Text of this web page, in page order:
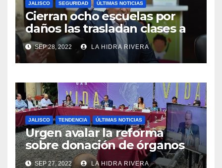
JALISCO SEGURIDAD ÚLTIMAS NOTICIAS
Cierran ocho escuelas por
daños las trasladan clases a
sedes alternas.
SEP 28, 2022 LA HIDRA RIVERA
JALISCO TENDENCIA ÚLTIMAS NOTICIAS
Urgen avalar la reforma
sobre donación de órganos
en Jalisco.
SEP 27, 2022 LA HIDRA RIVERA